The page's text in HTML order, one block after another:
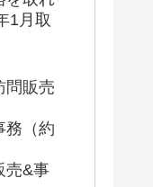
1月取
問販売
務（約
売&事